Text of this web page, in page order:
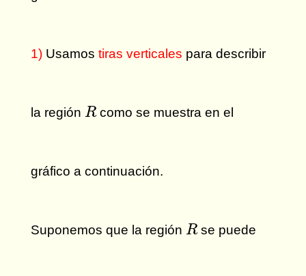
1)Usamos tiras verticales para describir
la región R
Rcomo se muestra en el
gráfico a continuación.
Suponemos que la región R
Rse puede